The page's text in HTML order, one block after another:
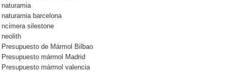
naturamia
naturamia barcelona
ncimera silestone
neolith
Presupuesto de Mármol Bilbao
Presupuesto mármol Madrid
Presupuesto mármol valencia